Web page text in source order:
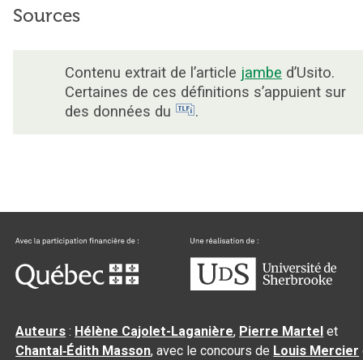
Sources
Contenu extrait de l’article jambe d’Usito.
Certaines de ces définitions s’appuient sur
des données du
.
Auteurs : Hélène Cajolet-Laganière, Pierre Martel et
Chantal‑Édith Masson, avec le concours de Louis Mercier